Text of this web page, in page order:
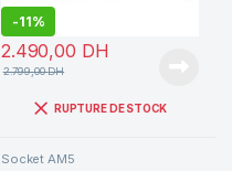
-11%
2.490,00 DH
2.799,00DH
RUPTURE DE STOCK
Socket AM5